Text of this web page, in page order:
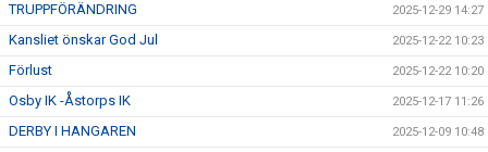
TRUPPFÖRÄNDRING 2025-12-29 14:27
Kansliet önskar God Jul 2025-12-22 10:23
Förlust 2025-12-22 10:20
Osby IK -Åstorps IK 2025-12-17 11:26
DERBY I HANGAREN 2025-12-09 10:48